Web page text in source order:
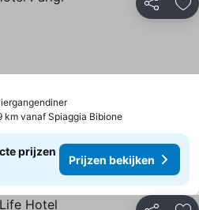
Delen
Prijzen bekijken
km vanaf Spiaggia Bibione
prijzen
Prijzen bekijken